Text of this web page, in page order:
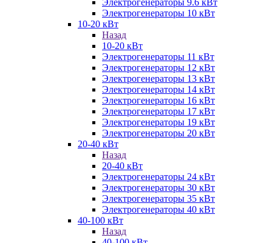
Электрогенераторы 10 кВт
10-20 кВт
Назад
10-20 кВт
Электрогенераторы 11 кВт
Электрогенераторы 12 кВт
Электрогенераторы 13 кВт
Электрогенераторы 14 кВт
Электрогенераторы 16 кВт
Электрогенераторы 17 кВт
Электрогенераторы 19 кВт
Электрогенераторы 20 кВт
20-40 кВт
Назад
20-40 кВт
Электрогенераторы 24 кВт
Электрогенераторы 30 кВт
Электрогенераторы 35 кВт
Электрогенераторы 40 кВт
40-100 кВт
Назад